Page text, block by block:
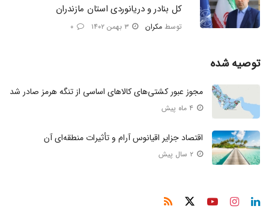
کل بنادر و دریانوردی استان مازندران
توسط مکران
توصیه شده
مجوز عبور کشتی‌های کالا‌های اساسی از تنگه هرمز صادر شد
اقتصاد جزایر اقیانوس آرام و تأثیرات منطقه‌ای آن